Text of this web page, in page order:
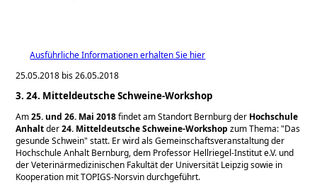
Ausführliche Informationen erhalten Sie hier
25.05.2018 bis 26.05.2018
3. 24. Mitteldeutsche Schweine-Workshop
Am25. und 26. Mai 2018findet am Standort Bernburg der Hochschule
Anhaltder24. Mitteldeutsche Schweine-Workshop zum Thema: Das
gesunde Schwein statt. Er wird als Gemeinschaftsveranstaltung der
Hochschule Anhalt Bernburg, dem Professor Hellriegel-Institut e.V. und
der Veterinärmedizinischen Fakultät der Universität Leipzig sowie in
Kooperation mit TOPIGS-Norsvin durchgeführt.